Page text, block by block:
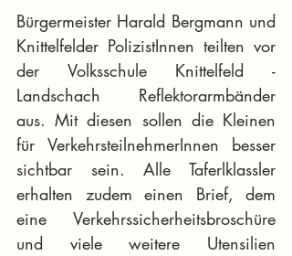
Bürgermeister Harald Bergmann und
Knittelfelder PolizistInnen teilten vor
der Volksschule Knittelfeld -
Landschach Reflektorarmbänder
aus. Mit diesen sollen die Kleinen
für VerkehrsteilnehmerInnen besser
sichtbar sein. Alle Taferlklassler
erhalten zudem einen Brief, dem
eine Verkehrssicherheitsbroschüre
und viele weitere Utensilien